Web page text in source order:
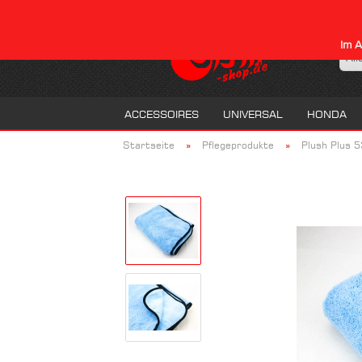
Im
ACCESSOIRES UNIVERSAL HONDA
Startseite » Pflegeprodukte » Plush Plus